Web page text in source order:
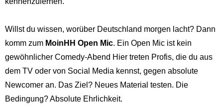
Willst du wissen, worüber Deutschland morgen lacht? Dann
komm zum MoinHH Open Mic. Ein Open Mic ist kein
gewöhnlicher Comedy-Abend Hier treten Profis, die du aus
dem TV oder von Social Media kennst, gegen absolute
Newcomer an. Das Ziel? Neues Material testen. Die
Bedingung? Absolute Ehrlichkeit.